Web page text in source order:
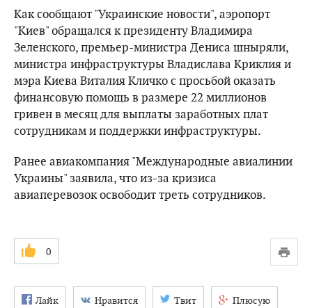
Как сообщают "Украинские новости", аэропорт
"Киев" обращался к президенту Владимира
Зеленского, премьер-министра Дениса шныряли,
министра инфраструктуры Владислава Криклия и
мэра Киева Виталия Кличко с просьбой оказать
финансовую помощь в размере 22 миллионов
гривен в месяц для выплаты заработных плат
сотрудникам и поддержки инфраструктуры.
Ранее авиакомпания "Международные авиалинии
Украины" заявила, что из-за кризиса
авиаперевозок освободит треть сотрудников.
0
Лайк Нравится Твит Плюсую